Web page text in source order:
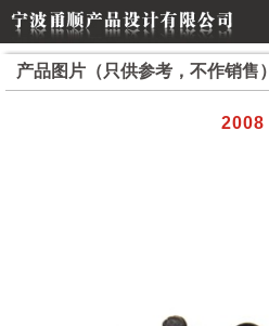
产品图片（只供参考，不作销售）
2008